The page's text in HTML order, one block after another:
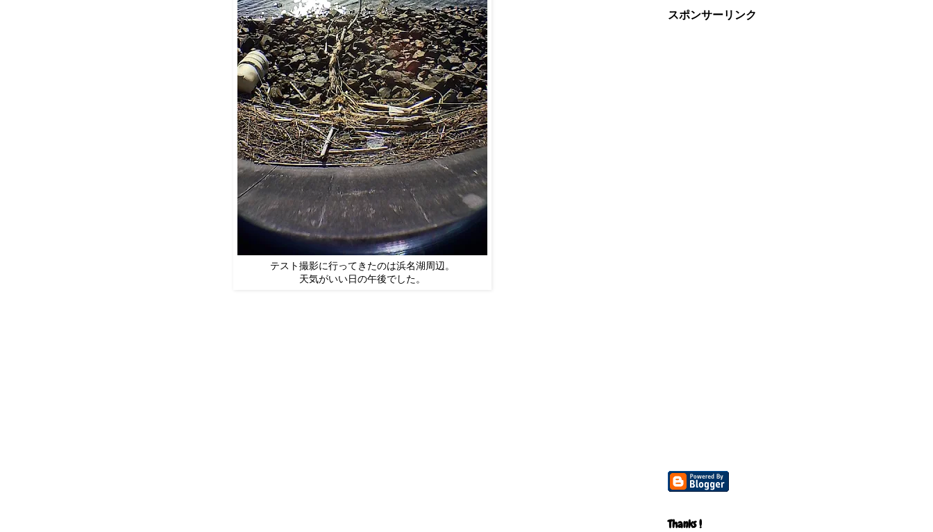
テスト撮影に行ってきたのは浜名湖周辺。
天気がいい日の午後でした。
スポンサーリンク
Thanks !